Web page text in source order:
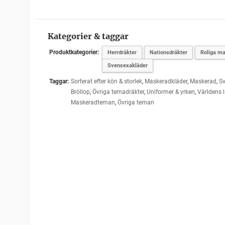
Kategorier & taggar
Produktkategorier: Herrdräkter Nationsdräkter
Roliga
Svensexakläder
Taggar: Sorterat efter kön & storlek, Maskeradkläder, Maskerad,
Bröllop, Övriga temadräkter, Uniformer & yrken, Världens
Maskeradteman, Övriga teman